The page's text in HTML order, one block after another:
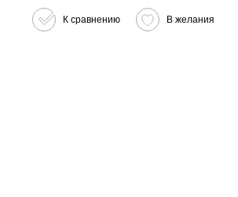
К сравнению В желания